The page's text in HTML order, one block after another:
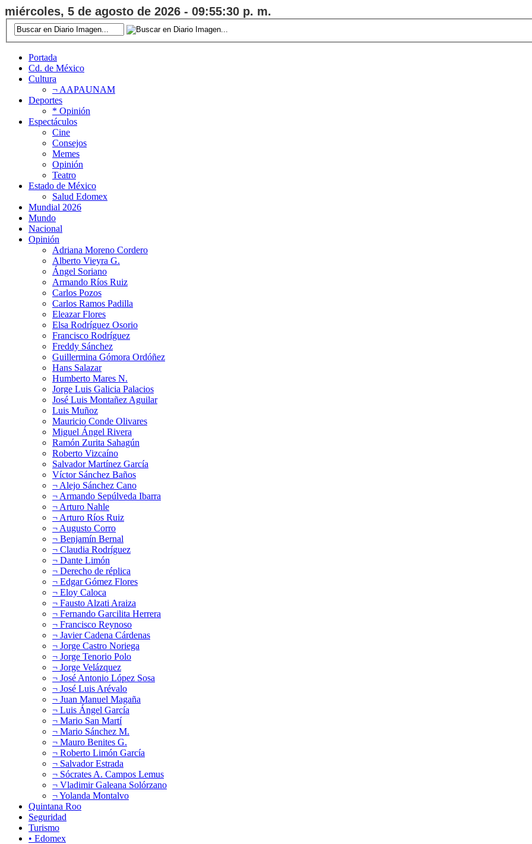
miércoles, 5 de agosto de 2026 - 09:55:30 p. m.
Portada
Cd. de México
Cultura
¬ AAPAUNAM
Deportes
* Opinión
Espectáculos
Cine
Consejos
Memes
Opinión
Teatro
Estado de México
Salud Edomex
Mundial 2026
Mundo
Nacional
Opinión
Adriana Moreno Cordero
Alberto Vieyra G.
Ángel Soriano
Armando Ríos Ruiz
Carlos Pozos
Carlos Ramos Padilla
Eleazar Flores
Elsa Rodríguez Osorio
Francisco Rodríguez
Freddy Sánchez
Guillermina Gómora Ordóñez
Hans Salazar
Humberto Mares N.
Jorge Luis Galicia Palacios
José Luis Montañez Aguilar
Luis Muñoz
Mauricio Conde Olivares
Miguel Ángel Rivera
Ramón Zurita Sahagún
Roberto Vizcaíno
Salvador Martínez García
Víctor Sánchez Baños
¬ Alejo Sánchez Cano
¬ Armando Sepúlveda Ibarra
¬ Arturo Nahle
¬ Arturo Ríos Ruiz
¬ Augusto Corro
¬ Benjamín Bernal
¬ Claudia Rodríguez
¬ Dante Limón
¬ Derecho de réplica
¬ Edgar Gómez Flores
¬ Eloy Caloca
¬ Fausto Alzati Araiza
¬ Fernando Garcilita Herrera
¬ Francisco Reynoso
¬ Javier Cadena Cárdenas
¬ Jorge Castro Noriega
¬ Jorge Tenorio Polo
¬ Jorge Velázquez
¬ José Antonio López Sosa
¬ José Luis Arévalo
¬ Juan Manuel Magaña
¬ Luis Ángel García
¬ Mario San Martí
¬ Mario Sánchez M.
¬ Mauro Benites G.
¬ Roberto Limón García
¬ Salvador Estrada
¬ Sócrates A. Campos Lemus
¬ Vladimir Galeana Solórzano
¬ Yolanda Montalvo
Quintana Roo
Seguridad
Turismo
• Edomex